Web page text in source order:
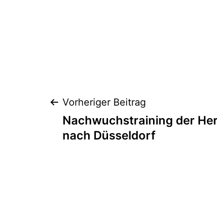
Vorheriger Beitrag
Nachwuchstraining der
nach Düsseldorf